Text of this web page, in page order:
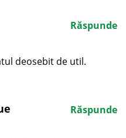
deosebit de util.
Răspunde
Răspunde